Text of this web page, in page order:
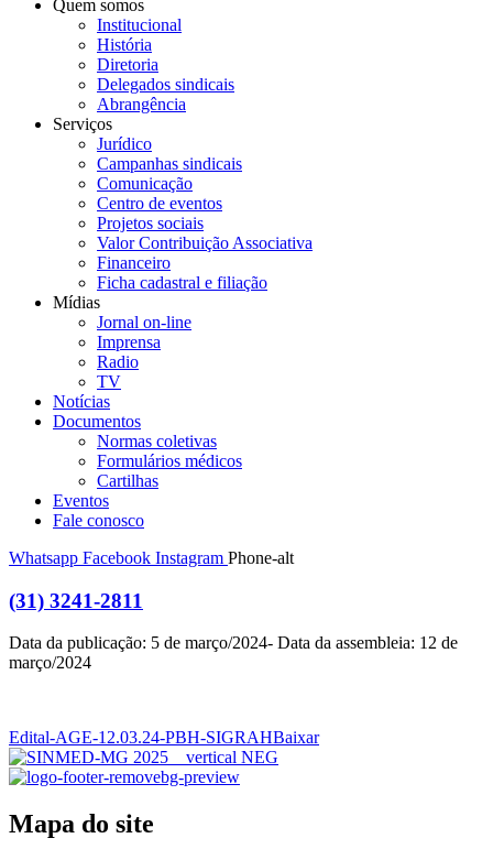
Quem somos
Institucional
História
Diretoria
Delegados sindicais
Abrangência
Serviços
Jurídico
Campanhas sindicais
Comunicação
Centro de eventos
Projetos sociais
Valor Contribuição Associativa
Financeiro
Ficha cadastral e filiação
Mídias
Jornal on-line
Imprensa
Radio
TV
Notícias
Documentos
Normas coletivas
Formulários médicos
Cartilhas
Eventos
Fale conosco
Whatsapp Facebook Instagram Phone-alt
(31) 3241-2811
Data da publicação: 5 de março/2024- Data da assembleia: 12 de
março/2024
Edital-AGE-12.03.24-PBH-SIGRAHBaixar
Mapa do site